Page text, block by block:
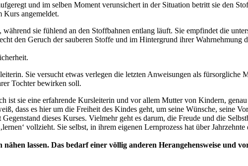
und im selben Moment verunsichert in der Situation betritt sie den
Kurs angemeldet.
sie fühlend an den Stoffbahnen entlang läuft. Sie empfindet die
den Geruch der sauberen Stoffe und im Hintergrund ihrer Wahrnehmung
Sie versucht etwas verlegen die letzten Anweisungen als fürsorgliche
Tochter bewirken soll.
ist sie eine erfahrende Kursleiterin und vor allem Mutter von Kindern,
dass es hier um die Freiheit des Kindes geht, um seine Wünsche, seine
dieses Kurses. Vielmehr geht es darum, die Freude und die
vollzieht. Sie selbst, in ihrem eigenen Lernprozess hat über
lassen. Das bedarf einer völlig anderen Herangehensweise und